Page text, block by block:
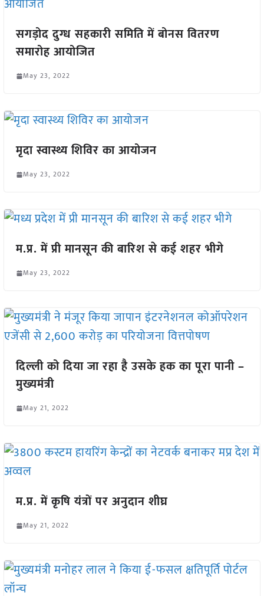
सगड़ोद दुग्ध सहकारी समिति में बोनस वितरण
समारोह आयोजित
May 23, 2022
मृदा स्वास्थ्य शिविर का आयोजन
May 23, 2022
म.प्र. में प्री मानसून की बारिश से कई शहर भीगे
May 23, 2022
दिल्ली को दिया जा रहा है उसके हक का पूरा पानी –
मुख्यमंत्री
May 21, 2022
म.प्र. में कृषि यंत्रों पर अनुदान शीघ्र
May 21, 2022